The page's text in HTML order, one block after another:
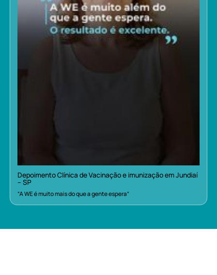
Depoimento Clínica de Vacinação e imunização em Jundiaí
– SP
“A WE é muito mais do que a gente espera”